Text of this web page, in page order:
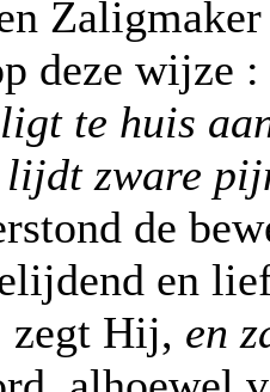
deze wijze :
te huis
lijdt zware
de
en
zegt Hij, en